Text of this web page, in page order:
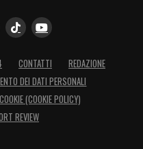
CONTATTI
REDAZIONE
DEI DATI PERSONALI
(COOKIE POLICY)
REVIEW